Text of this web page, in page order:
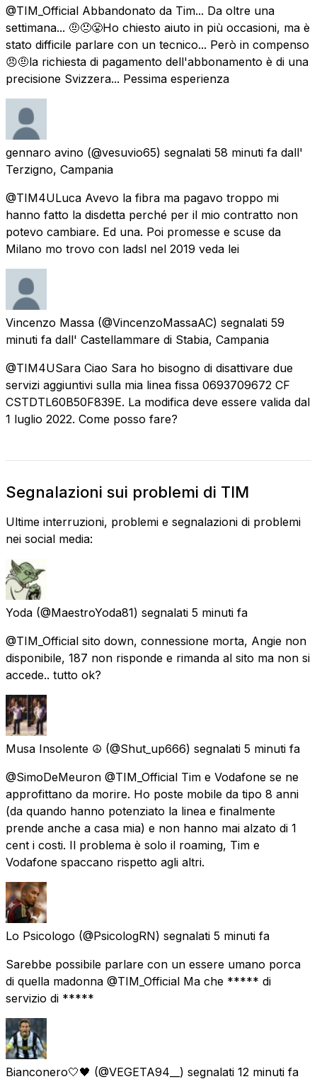
@TIM_Official Abbandonato da Tim... Da oltre una
settimana... 🤨😠😤Ho chiesto aiuto in più occasioni, ma è
stato difficile parlare con un tecnico... Però in compenso
😠🤨la richiesta di pagamento dell'abbonamento è di una
precisione Svizzera... Pessima esperienza
gennaro avino (@vesuvio65) segnalati 58 minuti fa dall'
Terzigno, Campania
@TIM4ULuca Avevo la fibra ma pagavo troppo mi
hanno fatto la disdetta perché per il mio contratto non
potevo cambiare. Ed una. Poi promesse e scuse da
Milano mo trovo con ladsl nel 2019 veda lei
Vincenzo Massa (@VincenzoMassaAC) segnalati 59
minuti fa dall' Castellammare di Stabia, Campania
@TIM4USara Ciao Sara ho bisogno di disattivare due
servizi aggiuntivi sulla mia linea fissa 0693709672 CF
CSTDTL60B50F839E. La modifica deve essere valida dal
1 luglio 2022. Come posso fare?
Segnalazioni sui problemi di TIM
Ultime interruzioni, problemi e segnalazioni di problemi
nei social media:
Yoda (@MaestroYoda81) segnalati 5 minuti fa
@TIM_Official sito down, connessione morta, Angie non
disponibile, 187 non risponde e rimanda al sito ma non si
accede.. tutto ok?
Musa Insolente ☮️ (@Shut_up666) segnalati 5 minuti fa
@SimoDeMeuron @TIM_Official Tim e Vodafone se ne
approfittano da morire. Ho poste mobile da tipo 8 anni
(da quando hanno potenziato la linea e finalmente
prende anche a casa mia) e non hanno mai alzato di 1
cent i costi. Il problema è solo il roaming, Tim e
Vodafone spaccano rispetto agli altri.
Lo Psicologo (@PsicologRN) segnalati 5 minuti fa
Sarebbe possibile parlare con un essere umano porca
di quella madonna @TIM_Official Ma che ***** di
servizio di *****
Bianconero🤍🖤 (@VEGETA94__) segnalati 12 minuti fa